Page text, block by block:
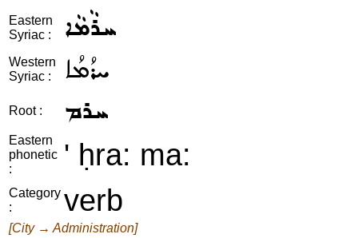
Eastern
Syriac :
ܚܪܵܡܵܐ
Western
Syriac :
ܚܪܳܡܳܐ
Root : ܚܪܡ
Eastern
phonetic
:
' ḥra: ma:
Category
:
verb
[City → Administration]